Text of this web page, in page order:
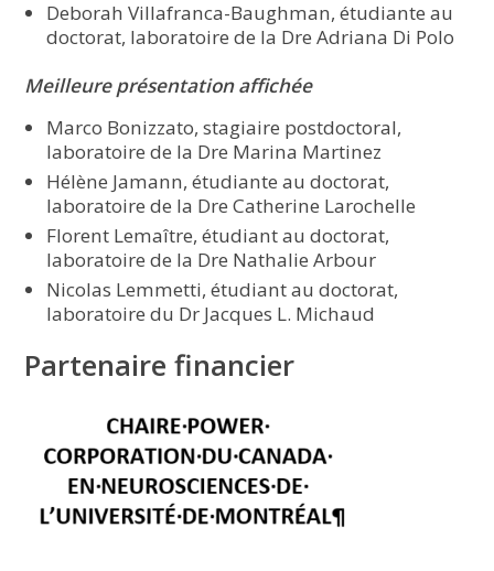
Deborah Villafranca-Baughman, étudiante au
doctorat, laboratoire de la Dre Adriana Di Polo
Meilleure présentation affichée
Marco Bonizzato, stagiaire postdoctoral,
laboratoire de la Dre Marina Martinez
Hélène Jamann, étudiante au doctorat,
laboratoire de la Dre Catherine Larochelle
Florent Lemaître, étudiant au doctorat,
laboratoire de la Dre Nathalie Arbour
Nicolas Lemmetti, étudiant au doctorat,
laboratoire du Dr Jacques L. Michaud
Partenaire financier